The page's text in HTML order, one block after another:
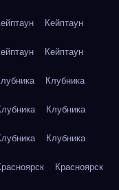
Кейптаун
Кейптаун
Клубника
Клубника
Клубника
Красноярск